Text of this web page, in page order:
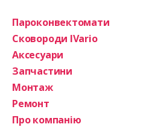
Пароконвектомати
Сковороди IVario
Аксесуари
Запчастини
Монтаж
Ремонт
Про компанію